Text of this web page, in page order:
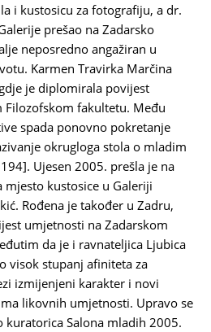
i kustosicu za fotografiju, a dr.
prešao na Zadarsko
neposredno angažiran u
Karmen Travirka Marčina
je diplomirala povijest
fakultetu. Među
spada ponovno pokretanje
okrugloga stola o mladim
Ujesen 2005. prešla je na
mjesto kustosice u Galeriji
Rođena je također u Zadru,
umjetnosti na Zadarskom
da je i ravnateljica Ljubica
visok stupanj afiniteta za
izmijenjeni karakter i novi
likovnih umjetnosti. Upravo se
kuratorica Salona mladih 2005.